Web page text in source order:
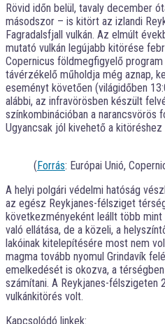
Rövid időn belül, tavaly december
másodszor – is kitört az izlandi
Fagradalsfjall vulkán. Az elmúlt
mutató vulkán legújabb kitörése
Copernicus földmegfigyelő
távérzékelő műholdja még aznap,
eseményt követően (világidőben
alábbi, az infravörösben készült
színkombinációban a narancsvörös
Ugyancsak jól kivehető a
(Forrás: Európai Unió,
A helyi polgári védelmi hatóság
az egész Reykjanes-félsziget
következményeként leállt több
való ellátása, de a közeli, a
lakóinak kitelepítésére most nem
magma tovább nyomul Grindavík
emelkedését is okozva, a
számítani. A Reykjanes-félszigeten
vulkánkitörés volt.
Kapcsolódó linkek: